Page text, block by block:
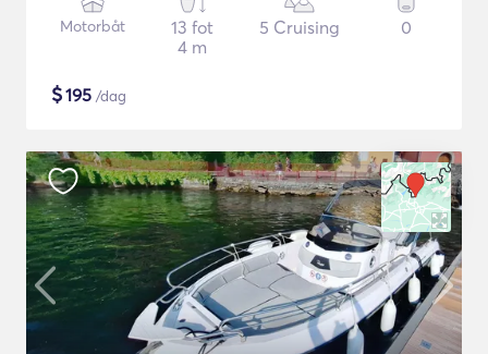
Motorbåt
13 fot
4 m
5 Cruising 0
$195 /dag